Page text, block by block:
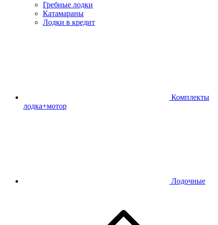
Гребные лодки
Катамараны
Лодки в кредит
Комплекты
лодка+мотор
Лодочные